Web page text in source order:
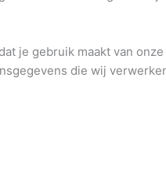
je gebruik maakt van
die wij